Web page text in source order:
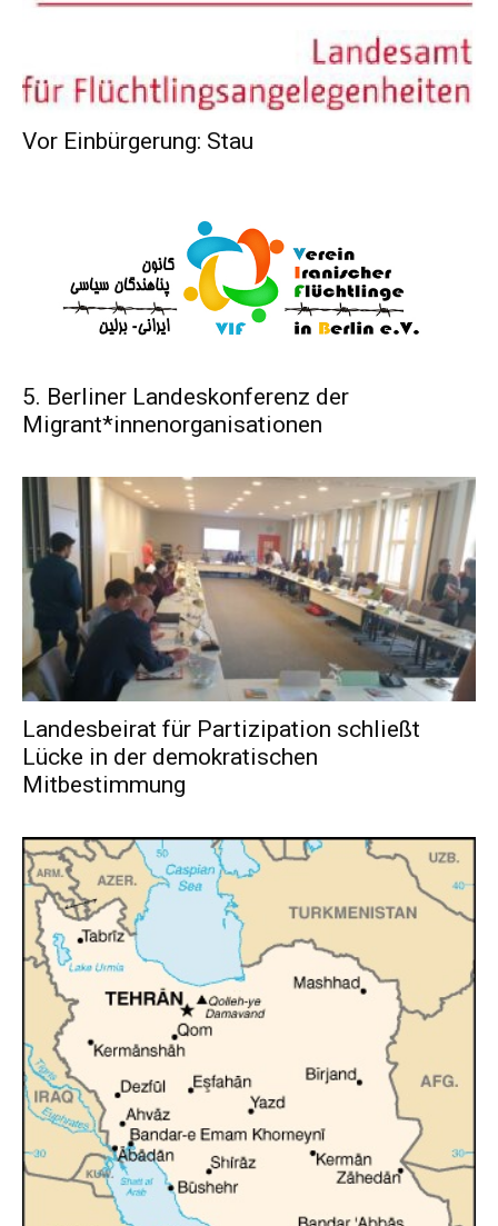
Vor Einbürgerung: Stau
5. Berliner Landeskonferenz der
Migrant*innenorganisationen
Landesbeirat für Partizipation schließt
Lücke in der demokratischen
Mitbestimmung